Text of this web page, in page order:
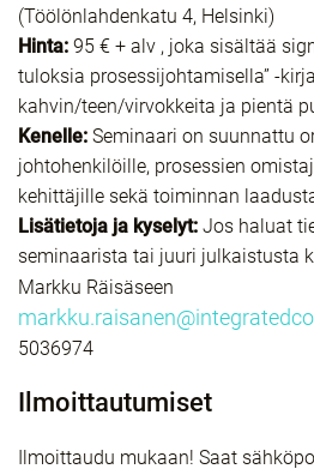
(Töölönlahdenkatu 4, Helsinki)
Hinta: 95 € + alv , joka sisältää
tuloksia prosessijohtamisella” -
kahvin/teen/virvokkeita ja pientä
Kenelle: Seminaari on suunnattu
johtohenkilöille, prosessien
kehittäjille sekä toiminnan
Lisätietoja ja kyselyt: Jos haluat
seminaarista tai juuri julkaistusta
Markku Räisäseen
5036974
Ilmoittautumiset
Ilmoittaudu mukaan! Saat